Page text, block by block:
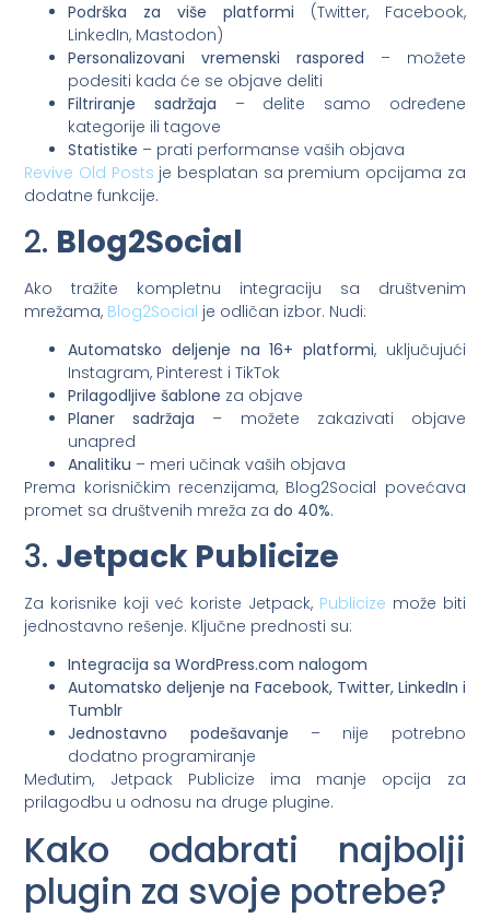
Podrška za više platformi (Twitter, Facebook,
LinkedIn, Mastodon)
Personalizovani vremenski raspored – možete
podesiti kada će se objave deliti
Filtriranje sadržaja – delite samo određene
kategorije ili tagove
Statistike – prati performanse vaših objava
Revive Old Posts je besplatan sa premium opcijama za
dodatne funkcije.
2. Blog2Social
Ako tražite kompletnu integraciju sa društvenim
mrežama, Blog2Social je odličan izbor. Nudi:
Automatsko deljenje na 16+ platformi, uključujući
Instagram, Pinterest i TikTok
Prilagodljive šablone za objave
Planer sadržaja – možete zakazivati objave
unapred
Analitiku – meri učinak vaših objava
Prema korisničkim recenzijama, Blog2Social povećava
promet sa društvenih mreža zado 40%.
3. Jetpack Publicize
Za korisnike koji već koriste Jetpack, Publicize može biti
jednostavno rešenje. Ključne prednosti su:
Integracija sa WordPress.com nalogom
Automatsko deljenje na Facebook, Twitter, LinkedIn i
Tumblr
Jednostavno podešavanje – nije potrebno
dodatno programiranje
Međutim, Jetpack Publicize ima manje opcija za
prilagodbu u odnosu na druge plugine.
Kako odabrati najbolji
plugin za svoje potrebe?